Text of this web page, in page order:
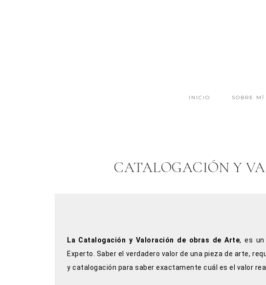
INICIO SOBRE MÍ
CATALOGACIÓN Y
La Catalogación y Valoración de obras de Arte, es un
Experto. Saber el verdadero valor de una pieza de arte,
y catalogación para saber exactamente cuál es el valor